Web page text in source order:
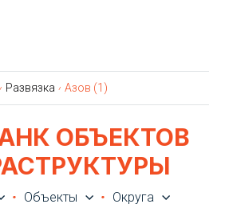
Развязка Азов (1)
ОБЪЕКТОВ
Объекты Округа